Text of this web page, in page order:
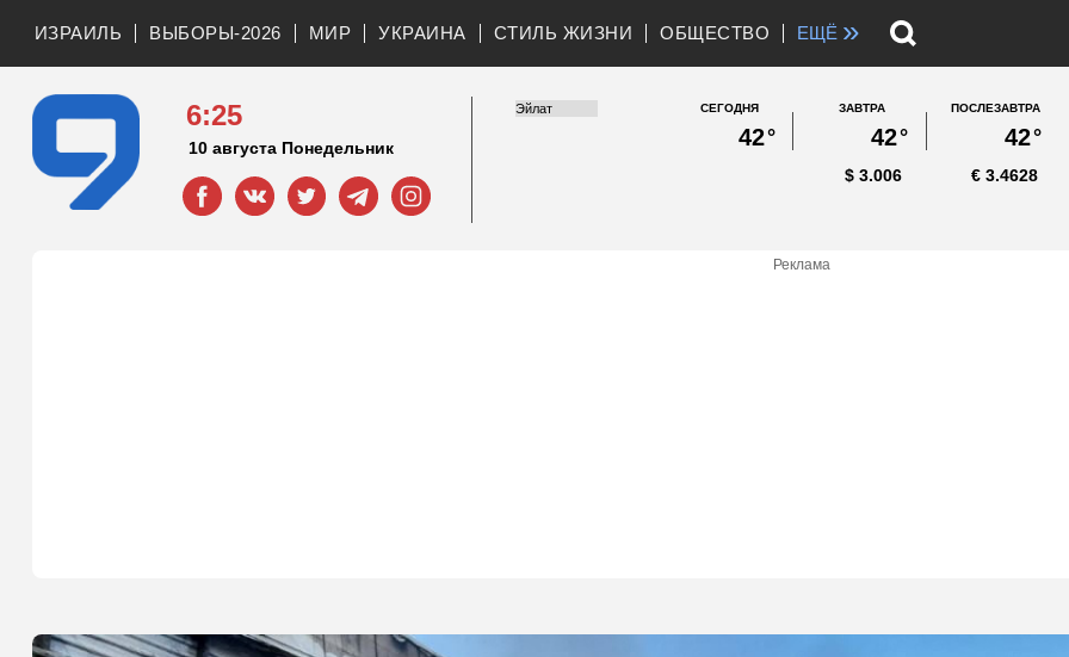
ИЗРАИЛЬ ВЫБОРЫ-2026 МИР УКРАИНА СТИЛЬ ЖИЗНИ ОБЩЕСТВО ЕЩЁ »
6:25
10 августа Понедельник
СЕГОДНЯ
42°
ЗАВТРА
42°
ПОСЛЕЗАВТРА
42°
3.006
$ 3.4628
€
Реклама